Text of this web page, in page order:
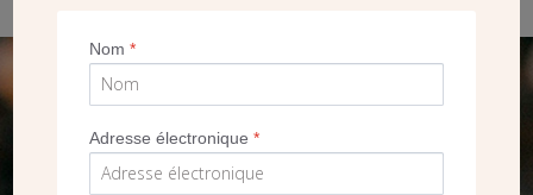
SEUL VOTRE DON
NOUS PERMET D’AGIR
Nom*
Adresse électronique*